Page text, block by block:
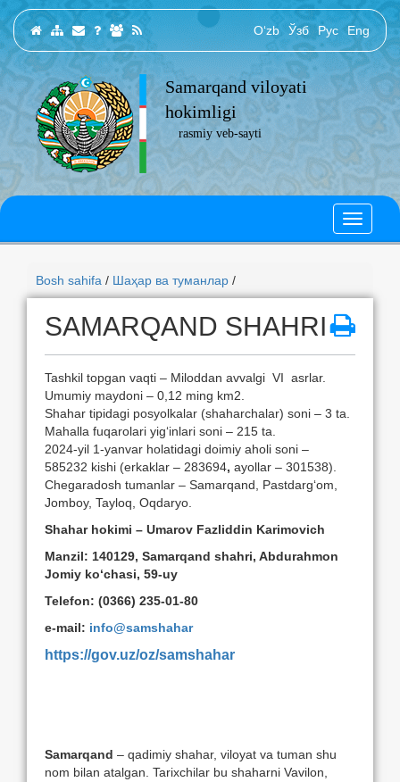
O‘zb Ўзб Рус Eng
Samarqand viloyati
hokimligi
rasmiy veb-sayti
Bosh sahifa / Шаҳар ва туманлар /
SAMARQAND SHAHRI
Tashkil topgan vaqti – Miloddan avvalgi VI asrlar.
Umumiy maydoni – 0,12 ming km2.
Shahar tipidagi posyolkalar (shaharchalar) soni – 3 ta.
Mahalla fuqarolari yig‘inlari soni – 215 ta.
2024-yil 1-yanvar holatidagi doimiy aholi soni –
585232 kishi (erkaklar – 283694, ayollar – 301538).
Chegaradosh tumanlar – Samarqand, Pastdarg‘om,
Jomboy, Tayloq, Oqdaryo.
Shahar hokimi – Umarov Fazliddin Karimovich
Manzil: 140129, Samarqand shahri, Abdurahmon
Jomiy ko‘chasi, 59-uy
Telefon: (0366) 235-01-80
e-mail: info@samshahar
https://gov.uz/oz/samshahar
Samarqand – qadimiy shahar, viloyat va tuman shu
nom bilan atalgan. Tarixchilar bu shaharni Vavilon,